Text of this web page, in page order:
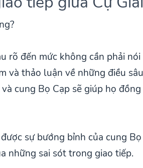
rõ đến mức không cần phải
và thảo luận về những điều
cung Bọ Cạp sẽ giúp họ
sự bướng bỉnh của cung
những sai sót trong giao tiếp.